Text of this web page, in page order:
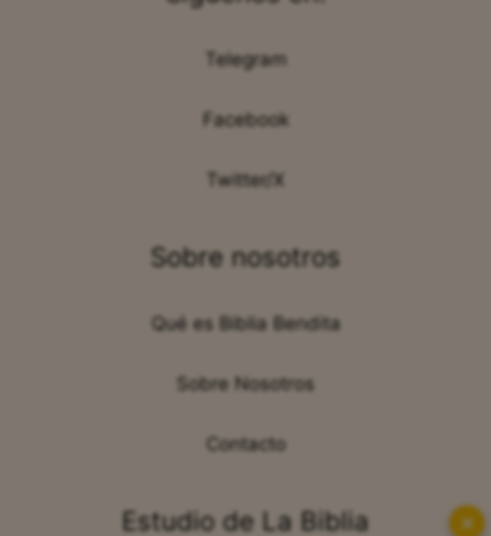
Telegram
Facebook
Twitter/X
Sobre nosotros
Qué es Biblia Bendita
Sobre Nosotros
Contacto
Estudio de La Biblia ✕